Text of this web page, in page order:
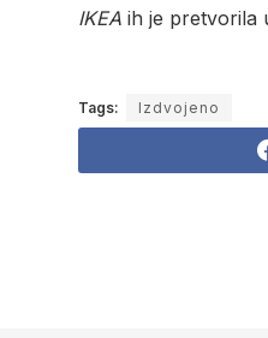
IKEA ih je pretvorila
Tags: Izdvojeno